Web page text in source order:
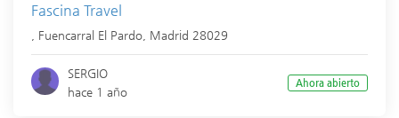
Fascina Travel
Fuencarral El Pardo Madrid 28029
SERGIO
hace 1 año
Ahora abierto